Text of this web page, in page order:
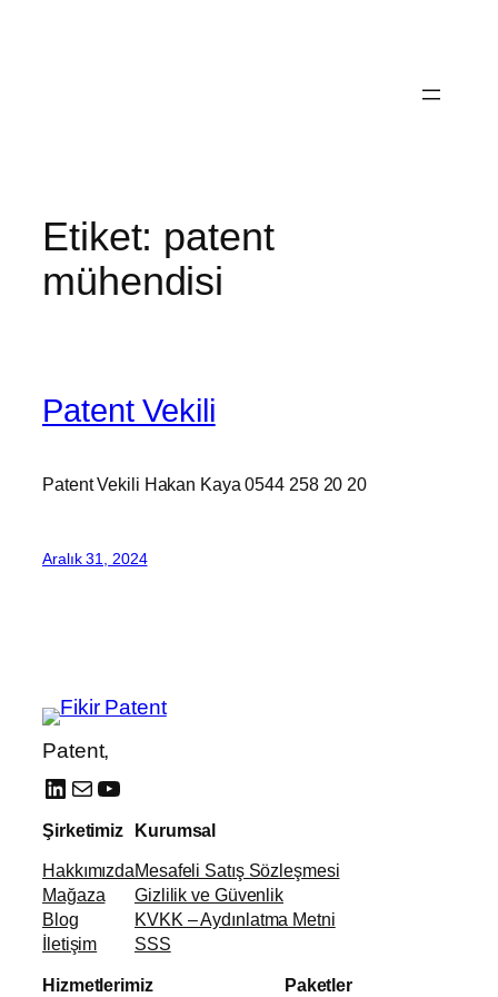
Etiket: patent
mühendisi
Patent Vekili
Patent Vekili Hakan Kaya 0544 258 20 20
Aralık 31, 2024
Patent,
LinkedIn
E-postaYouTube
Şirketimiz
Hakkımızda
Mağaza
Blog
İletişim
Kurumsal
Mesafeli Satış Sözleşmesi
Gizlilik ve Güvenlik
KVKK – Aydınlatma Metni
SSS
Hizmetlerimiz Paketler